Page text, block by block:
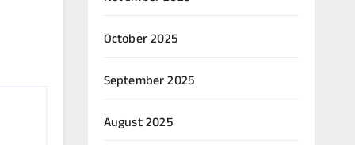
October 2025
September 2025
August 2025